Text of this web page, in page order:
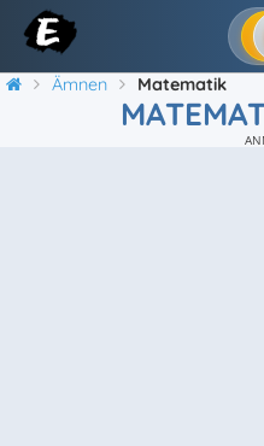
Ämnen Matematik